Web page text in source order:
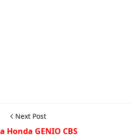
Next Post
Honda GENIO CBS